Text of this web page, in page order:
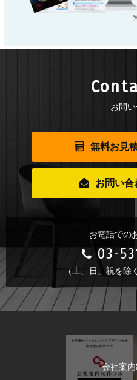
お問
無料お見
お問い合
お電話での
03-
（土、日、祝を除
会社案